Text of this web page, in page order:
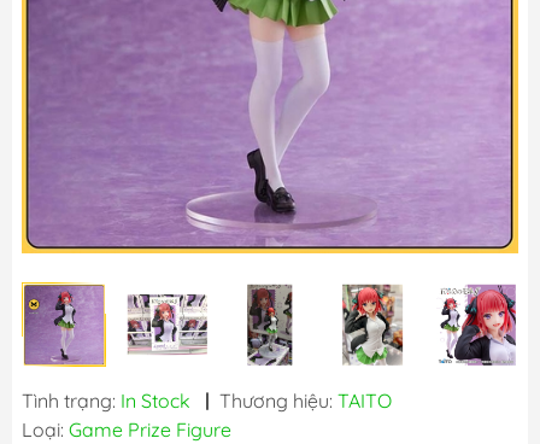
Tình trạng: In Stock | Thương hiệu: TAITO
Loại: Game Prize Figure